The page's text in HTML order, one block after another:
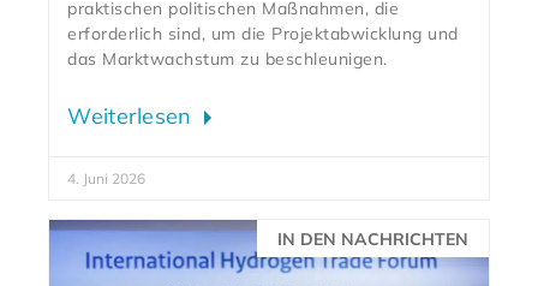
praktischen politischen Maßnahmen, die
erforderlich sind, um die Projektabwicklung und
das Marktwachstum zu beschleunigen.
Weiterlesen
4. Juni 2026
IN DEN NACHRICHTEN